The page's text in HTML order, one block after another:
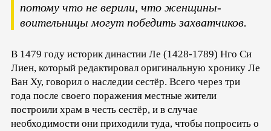
потому что не верили, что женщины-
воительницы могут победить захватчиков.
В 1479 году историк династии Ле (1428-1789) Нго Си
Лиен, который редактировал оригинальную хронику Ле
Ван Ху, говорил о наследии сестёр. Всего через три
года после своего поражения местные жители
построили храм в честь сестёр, и в случае
необходимости они приходили туда, чтобы попросить о